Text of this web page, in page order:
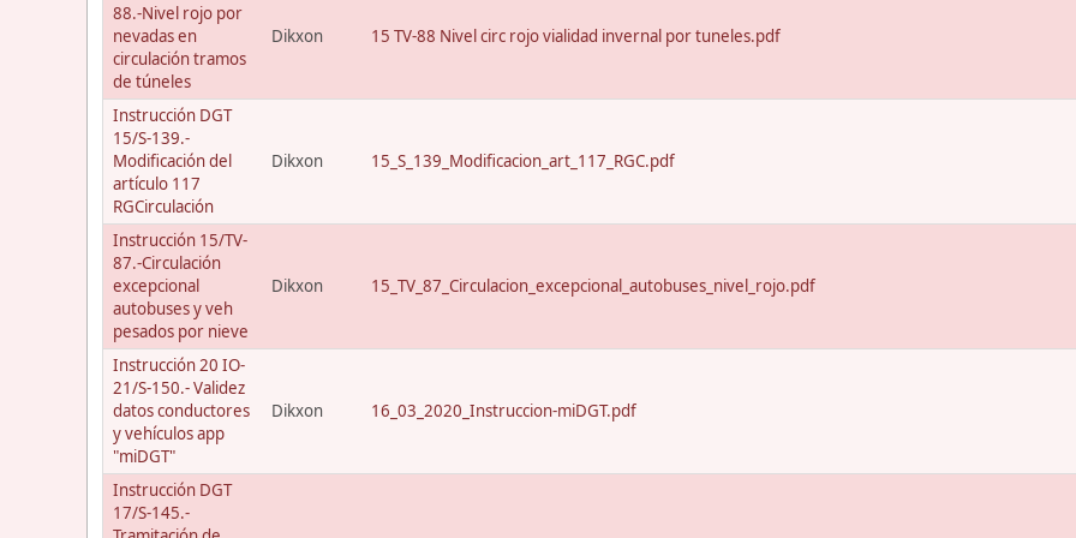
88.-Nivel rojo por
nevadas en
circulación tramos
de túneles
Dikxon 15 TV-88 Nivel circ rojo vialidad invernal por tuneles.pdf
Instrucción DGT
15/S-139.-
Modificación del
artículo 117
RGCirculación
Dikxon 15_S_139_Modificacion_art_117_RGC.pdf
Instrucción 15/TV-
87.-Circulación
excepcional
autobuses y veh
pesados por nieve
Dikxon 15_TV_87_Circulacion_excepcional_autobuses_nivel_rojo.pdf
Instrucción 20 IO-
21/S-150.- Validez
datos conductores
y vehículos app
"miDGT"
Dikxon 16_03_2020_Instruccion-miDGT.pdf
Instrucción DGT
17/S-145.-